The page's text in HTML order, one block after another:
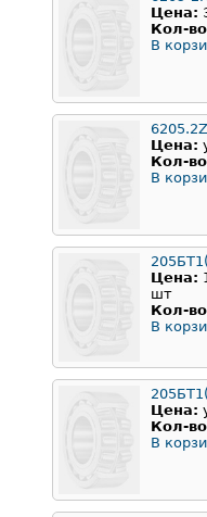
Цена:
Кол-
В
6205.2Z
Цена:
Кол-
В
Цена:
шт
Кол-
В
Цена:
Кол-
В